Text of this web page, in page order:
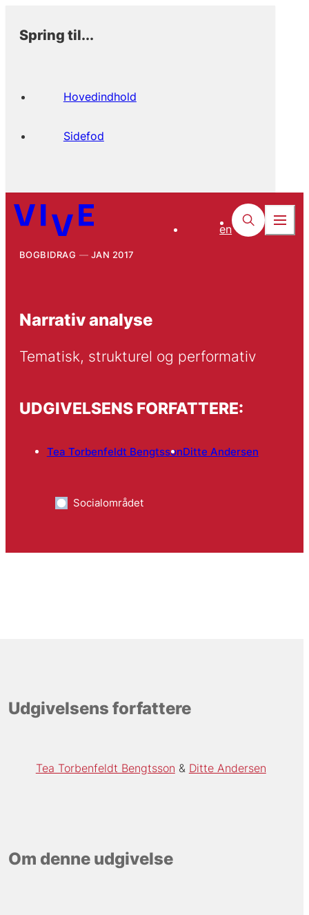
Spring til...
Hovedindhold
Sidefod
en
BOGBIDRAG JAN 2017
Narrativ analyse
Tematisk, strukturel og performativ
UDGIVELSENS FORFATTERE:
Tea Torbenfeldt BengtssonDitte Andersen
Socialområdet
Udgivelsens forfattere
Tea Torbenfeldt Bengtsson Ditte Andersen
Om denne udgivelse